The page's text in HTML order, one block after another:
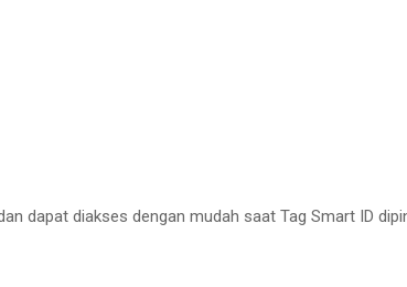
dapat diakses dengan mudah saat Tag Smart ID